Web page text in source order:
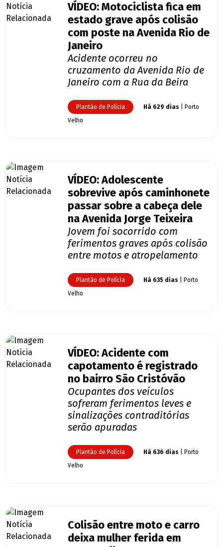
VÍDEO: Motociclista fica em
estado grave após colisão
com poste na Avenida Rio de
Janeiro
Acidente ocorreu no
cruzamento da Avenida Rio de
Janeiro com a Rua da Beira
Plantão de Polícia Há 629 dias | Porto
Velho
VÍDEO: Adolescente
sobrevive após caminhonete
passar sobre a cabeça dele
na Avenida Jorge Teixeira
Jovem foi socorrido com
ferimentos graves após colisão
entre motos e atropelamento
Plantão de Polícia Há 635 dias | Porto
Velho
VÍDEO: Acidente com
capotamento é registrado
no bairro São Cristóvão
Ocupantes dos veículos
sofreram ferimentos leves e
sinalizações contraditórias
serão apuradas
Plantão de Polícia Há 636 dias | Porto
Velho
Colisão entre moto e carro
deixa mulher ferida em